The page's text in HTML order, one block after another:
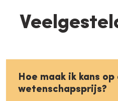
Hoe maak ik kans op
wetenschapsprijs?